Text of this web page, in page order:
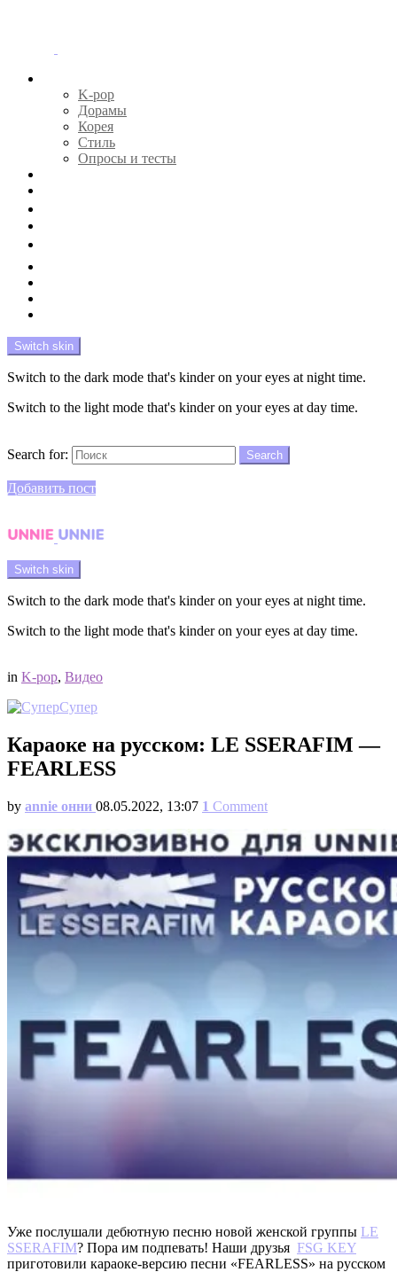
K-pop
Дорамы
Корея
Стиль
Опросы и тесты
Switch skin
Switch to the dark mode that's kinder on your eyes at night time.
Switch to the light mode that's kinder on your eyes at day time.
Search for:
Search
Добавить пост
Switch skin
Switch to the dark mode that's kinder on your eyes at night time.
Switch to the light mode that's kinder on your eyes at day time.
in K-pop, Видео
Супер
Караоке на русском: LE SSERAFIM —
FEARLESS
by annie онни 08.05.2022, 13:07 1 Comment
Уже послушали дебютную песню новой женской группы LE
SSERAFIM? Пора им подпевать! Наши друзья FSG KEY
приготовили караоке-версию песни «FEARLESS» на русском